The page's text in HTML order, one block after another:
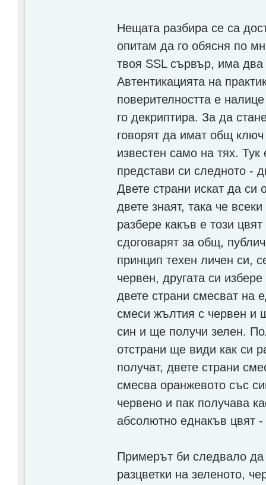
Нещата разбира се са
опитам да го обясня по
твоя SSL сървър, има
Автентикацията на
поверителността е
го декриптира. За да
говорят да имат общ
известен само на тях.
представи си следното -
Двете страни искат да си
двете знаят, така че
разбере какъв е този
сдоговарят за общ,
принцип техен личен си,
червен, другата си
двете страни смесват на
смеси жълтия с червен и
син и ще получи зелен.
отстрани ще види как си
получат, двете страни
смесва оранжевото със
червено и пак получава
абсолютно еднакъв цвят
Примерът би следвало
разцветки на зеленото,